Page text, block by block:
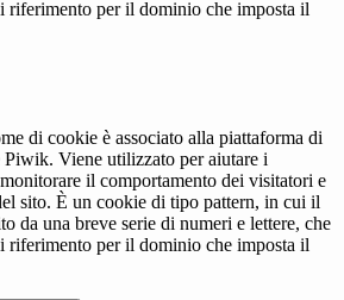
riferimento per il dominio che imposta il
di cookie è associato alla piattaforma di
Piwik. Viene utilizzato per aiutare i
il comportamento dei visitatori e
sito. È un cookie di tipo pattern, in cui il
da una breve serie di numeri e lettere, che
riferimento per il dominio che imposta il